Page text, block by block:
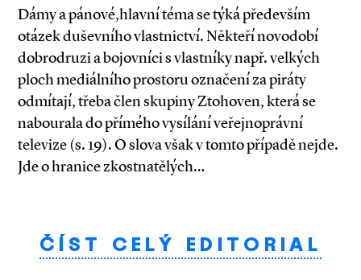
Dámy a pánové,hlavní téma se týká především
otázek duševního vlastnictví. Někteří novodobí
dobrodruzi a bojovníci s vlastníky např. velkých
ploch mediálního prostoru označení za piráty
odmítají, třeba člen skupiny Ztohoven, která se
nabourala do přímého vysílání veřejnoprávní
televize (s. 19). O slova však v tomto případě nejde.
Jde o hranice zkostnatělých…
ČÍST CELÝ EDITORIAL